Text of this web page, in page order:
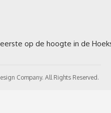
Company. All Rights Reserved.